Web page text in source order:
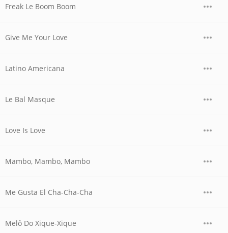
Freak Le Boom Boom
Give Me Your Love
Latino Americana
Le Bal Masque
Love Is Love
Mambo, Mambo, Mambo
Me Gusta El Cha-Cha-Cha
Melô Do Xique-Xique